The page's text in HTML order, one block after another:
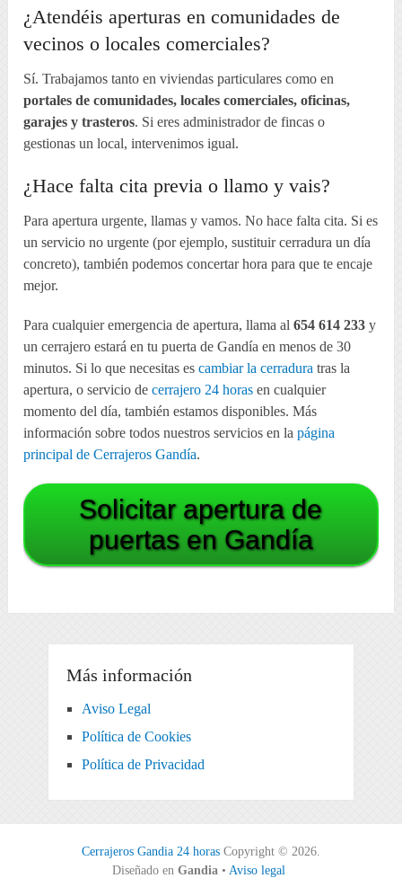
¿Atendéis aperturas en comunidades de
vecinos o locales comerciales?
Sí. Trabajamos tanto en viviendas particulares como en
portales de comunidades, locales comerciales, oficinas,
garajes y trasteros. Si eres administrador de fincas o
gestionas un local, intervenimos igual.
¿Hace falta cita previa o llamo y vais?
Para apertura urgente, llamas y vamos. No hace falta cita. Si es
un servicio no urgente (por ejemplo, sustituir cerradura un día
concreto), también podemos concertar hora para que te encaje
mejor.
Para cualquier emergencia de apertura, llama al654 614 233 y
un cerrajero estará en tu puerta de Gandía en menos de 30
minutos. Si lo que necesitas escambiar la cerradura tras la
apertura, o servicio decerrajero 24 horas en cualquier
momento del día, también estamos disponibles. Más
información sobre todos nuestros servicios en lapágina
principal de Cerrajeros Gandía.
Solicitar apertura de
puertas en Gandía
Más información
Aviso Legal
Política de Cookies
Política de Privacidad
Cerrajeros Gandia 24 horasCopyright © 2026.
Diseñado enGandia •Aviso legal